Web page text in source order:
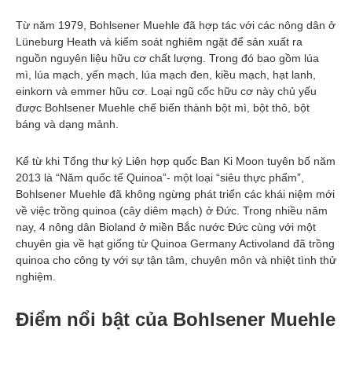
Từ năm 1979, Bohlsener Muehle đã hợp tác với các nông dân ở
Lüneburg Heath và kiểm soát nghiêm ngặt để sản xuất ra
nguồn nguyên liệu hữu cơ chất lượng. Trong đó bao gồm lúa
mì, lúa mạch, yến mạch, lúa mạch đen, kiều mạch, hạt lanh,
einkorn và emmer hữu cơ. Loại ngũ cốc hữu cơ này chủ yếu
được Bohlsener Muehle chế biến thành bột mì, bột thô, bột
báng và dạng mảnh.
Kể từ khi Tổng thư ký Liên hợp quốc Ban Ki Moon tuyên bố năm
2013 là “Năm quốc tế Quinoa”- một loại “siêu thực phẩm”,
Bohlsener Muehle đã không ngừng phát triển các khái niệm mới
về việc trồng quinoa (cây diêm mạch) ở Đức. Trong nhiều năm
nay, 4 nông dân Bioland ở miền Bắc nước Đức cùng với một
chuyên gia về hạt giống từ Quinoa Germany Activoland đã trồng
quinoa cho công ty với sự tận tâm, chuyên môn và nhiệt tình thử
nghiệm.
Điểm nổi bật của Bohlsener Muehle